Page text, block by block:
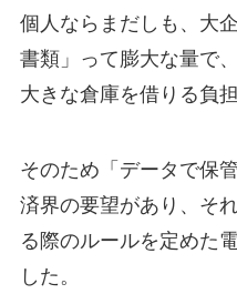
個人ならまだしも、大
書類」って膨大な量で
大きな倉庫を借りる負
そのため「データで保
済界の要望があり、そ
る際のルールを定めた
した。